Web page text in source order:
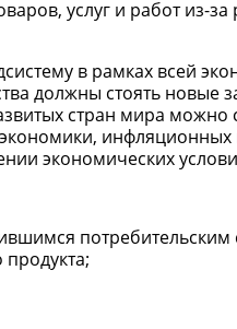
услуг и работ из-
в рамках всей
должны стоять новые
стран мира можно
экономических